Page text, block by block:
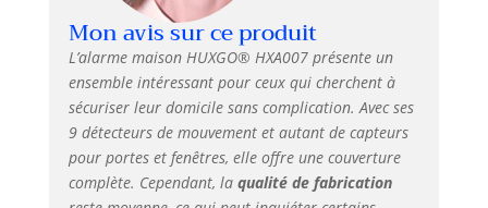
Système anti-
cambriolage; avec
protection contre
le sabotage;
Notification
d'alarme sur
téléphone (SMS ou
application); Plan
Mon avis sur ce produit
L’alarme maison HUXGO® HXA007 présente un
ensemble intéressant pour ceux qui cherchent à
sécuriser leur domicile sans complication. Avec ses
9 détecteurs de mouvement et autant de capteurs
pour portes et fenêtres, elle offre une couverture
complète. Cependant, la qualité de fabrication